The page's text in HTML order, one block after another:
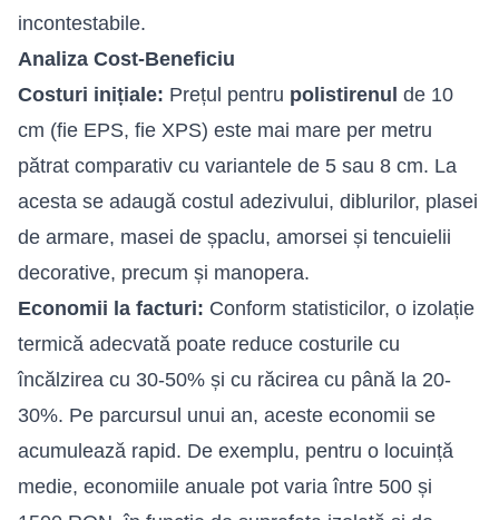
incontestabile.
Analiza Cost-Beneficiu
Costuri inițiale: Prețul pentru polistirenul de 10
cm (fie EPS, fie XPS) este mai mare per metru
pătrat comparativ cu variantele de 5 sau 8 cm. La
acesta se adaugă costul adezivului, diblurilor, plasei
de armare, masei de șpaclu, amorsei și tencuielii
decorative, precum și manopera.
Economii la facturi: Conform statisticilor, o izolație
termică adecvată poate reduce costurile cu
încălzirea cu 30-50% și cu răcirea cu până la 20-
30%. Pe parcursul unui an, aceste economii se
acumulează rapid. De exemplu, pentru o locuință
medie, economiile anuale pot varia între 500 și